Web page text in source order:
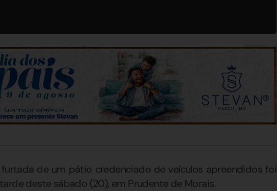
de um pátio credenciado de veículos apreendidos foi
deste sábado (20), em Prudente de Morais.